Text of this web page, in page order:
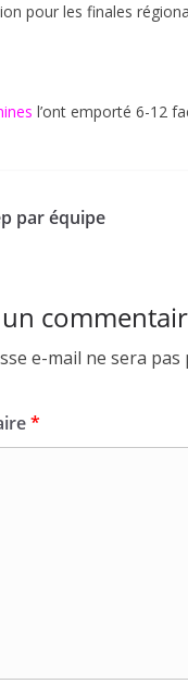
pour les finales
l’ont emporté 6-12
par équipe
un
e-mail ne sera pas
*